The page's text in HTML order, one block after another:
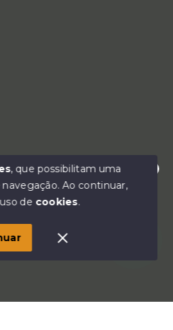
corretores e encontre
Imobiliários - Todos
, que possibilitam uma
navegação.Ao continuar,
de cookies.